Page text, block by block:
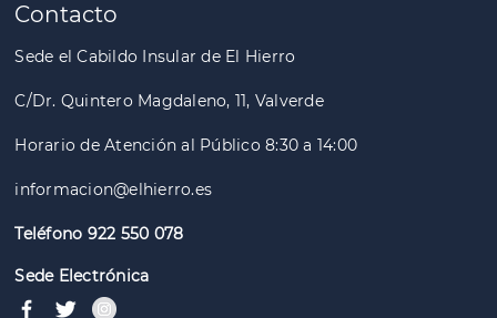
Contacto
Sede el Cabildo Insular de El Hierro
C/Dr. Quintero Magdaleno, 11, Valverde
Horario de Atención al Público 8:30 a 14:00
informacion@elhierro.es
Teléfono 922 550 078
Sede Electrónica